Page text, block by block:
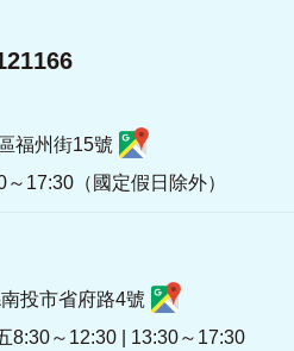
福州街15號
17:30（國定假日除外）
投市省府路4號
8:30～12:30 | 13:30～17:30